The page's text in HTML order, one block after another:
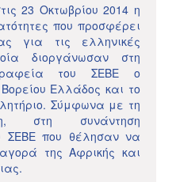
23 Οκτωβρίου 2014 η
που προσφέρει
για τις ελληνικές
διοργάνωσαν στη
του ΣΕΒΕ ο
Ελλάδος και το
Σύμφωνα με τη
στη συνάντηση
ΣΕΒΕ που θέλησαν να
της Αφρικής και